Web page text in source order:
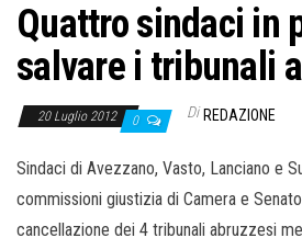
Quattro sindaci in
salvare i tribunali
20 Luglio 2012 0 Di REDAZIONE
Sindaci di Avezzano, Vasto, Lanciano e
commissioni giustizia di Camera e
cancellazione dei 4 tribunali abruzzesi